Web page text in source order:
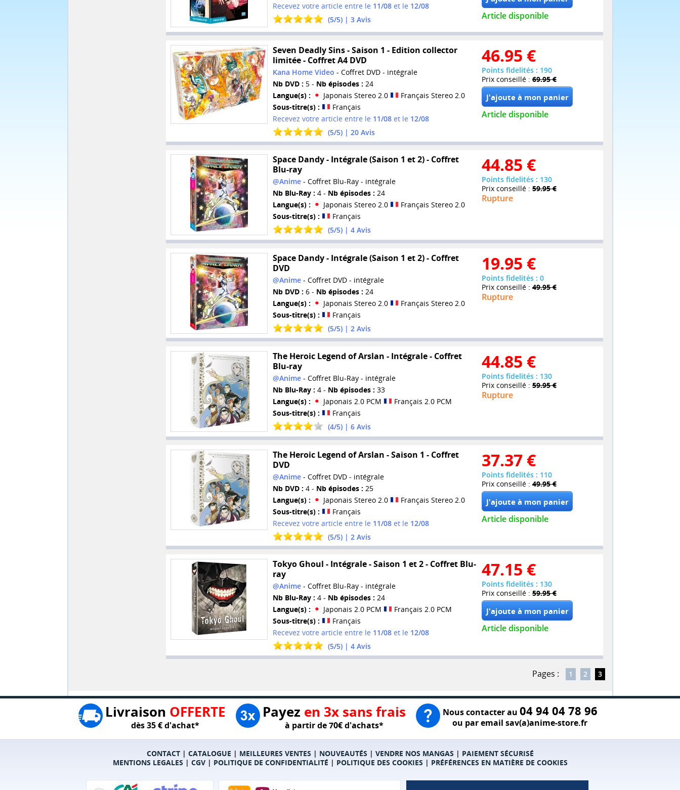
Recevez votre article entre le 11/08et le 12/08
(5/5) | 3Avis Article disponible
Seven Deadly Sins - Saison 1 - Edition collector
limitée - Coffret A4 DVD
Kana Home Video - Coffret DVD - intégrale
Nb DVD : 5 - Nb épisodes : 24
Langue(s) :
Japonais Stereo 2.0
Français Stereo 2.0
Sous-titre(s) :
Français
Recevez votre article entre le 11/08et le 12/08
(5/5) | 20Avis
46.95 €
Points fidelités : 190
Prix conseillé : 69.95 €
Article disponible
Space Dandy - Intégrale (Saison 1 et 2) - Coffret
Blu-ray
@Anime- Coffret Blu-Ray - intégrale
Nb Blu-Ray : 4 - Nb épisodes : 24
Langue(s) :
Japonais Stereo 2.0
Français Stereo 2.0
Sous-titre(s) :
Français
(5/5) | 4Avis
44.85 €
Points fidelités : 130
Prix conseillé : 59.95 €
Rupture
Space Dandy - Intégrale (Saison 1 et 2) - Coffret
DVD
@Anime- Coffret DVD - intégrale
Nb DVD : 6 - Nb épisodes : 24
Langue(s) :
Japonais Stereo 2.0
Français Stereo 2.0
Sous-titre(s) :
Français
(5/5) | 2Avis
19.95 €
Points fidelités : 0
Prix conseillé : 49.95 €
Rupture
The Heroic Legend of Arslan - Intégrale - Coffret
Blu-ray
@Anime- Coffret Blu-Ray - intégrale
Nb Blu-Ray : 4 - Nb épisodes : 33
Langue(s) :
Japonais 2.0 PCM
Français 2.0 PCM
Sous-titre(s) :
Français
(4/5) | 6Avis
44.85 €
Points fidelités : 130
Prix conseillé : 59.95 €
Rupture
The Heroic Legend of Arslan - Saison 1 - Coffret
DVD
@Anime- Coffret DVD - intégrale
Nb DVD : 4 - Nb épisodes : 25
Langue(s) :
Japonais Stereo 2.0
Français Stereo 2.0
Sous-titre(s) :
Français
Recevez votre article entre le 11/08et le 12/08
(5/5) | 2Avis
37.37 €
Points fidelités : 110
Prix conseillé : 49.95 €
Article disponible
Tokyo Ghoul - Intégrale - Saison 1 et 2 - Coffret Blu-
ray
@Anime- Coffret Blu-Ray - intégrale
Nb Blu-Ray : 4 - Nb épisodes : 24
Langue(s) :
Japonais 2.0 PCM
Français 2.0 PCM
Sous-titre(s) :
Français
Recevez votre article entre le 11/08et le 12/08
(5/5) | 4Avis
47.15 €
Points fidelités : 130
Prix conseillé : 59.95 €
Article disponible
Pages : 1 2 3
Livraison OFFERTE
dès 35 € d'achat*
Payez en 3x sans frais
à partir de 70€ d'achats*
Nous contacter au 04 94 04 78 96
ou par email sav(a)anime-store.fr
CONTACT| CATALOGUE | MEILLEURES VENTES | NOUVEAUTÉS | VENDRE NOS MANGAS | PAIEMENT SÉCURISÉ
MENTIONS LEGALES | CGV| POLITIQUE DE CONFIDENTIALITÉ | POLITIQUE DES COOKIES | PRÉFÉRENCES EN MATIÈRE DE COOKIES